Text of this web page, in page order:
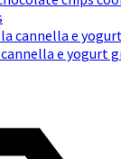
e yogurt